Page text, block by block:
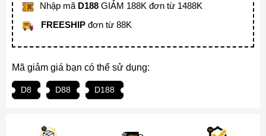
Nhập mã D188 GIẢM 188K đơn từ 1488K
FREESHIP đơn từ 88K
Mã giảm giá bạn có thể sử dụng:
D8 D88 D188